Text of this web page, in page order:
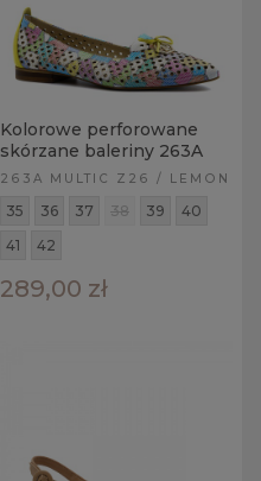
Kolorowe perforowane
skórzane baleriny 263A
263A MULTIC Z26 / LEMON
35 36 37 38 39
40
41
42
289,00 zł